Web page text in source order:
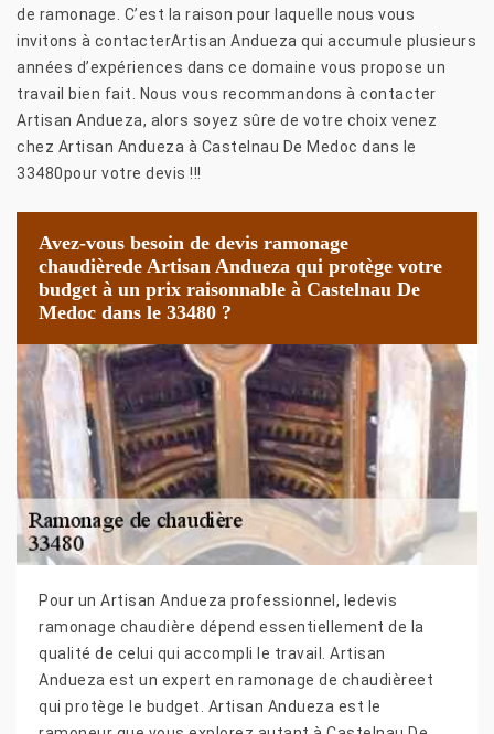
de ramonage. C’est la raison pour laquelle nous vous
invitons à contacterArtisan Andueza qui accumule plusieurs
années d’expériences dans ce domaine vous propose un
travail bien fait. Nous vous recommandons à contacter
Artisan Andueza, alors soyez sûre de votre choix venez
chez Artisan Andueza à Castelnau De Medoc dans le
33480pour votre devis !!!
Avez-vous besoin de devis ramonage
chaudièrede Artisan Andueza qui protège votre
budget à un prix raisonnable à Castelnau De
Medoc dans le 33480 ?
Pour un Artisan Andueza professionnel, ledevis
ramonage chaudière dépend essentiellement de la
qualité de celui qui accompli le travail. Artisan
Andueza est un expert en ramonage de chaudièreet
qui protège le budget. Artisan Andueza est le